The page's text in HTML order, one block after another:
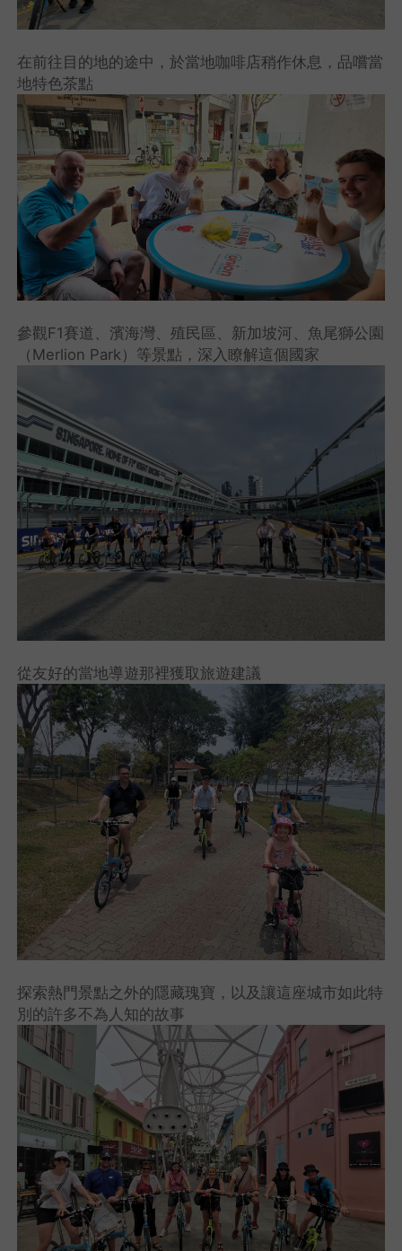
在前往目的地的途中，於當地咖啡店稍作休息，品嚐當
地特色茶點
參觀F1賽道、濱海灣、殖民區、新加坡河、魚尾獅公園
（Merlion Park）等景點，深入瞭解這個國家
從友好的當地導遊那裡獲取旅遊建議
探索熱門景點之外的隱藏瑰寶，以及讓這座城市如此特
別的許多不為人知的故事